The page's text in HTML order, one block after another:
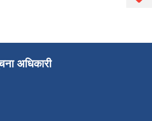
अधिकारी